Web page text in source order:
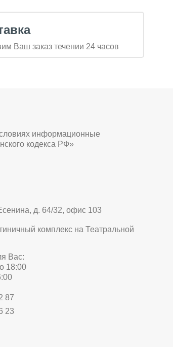
Ваш заказ течении 24 часов
информационные
кодекса РФ»
д. 64/32, офис 103
комплекс на Театральной
Вас:
18:00
87
23